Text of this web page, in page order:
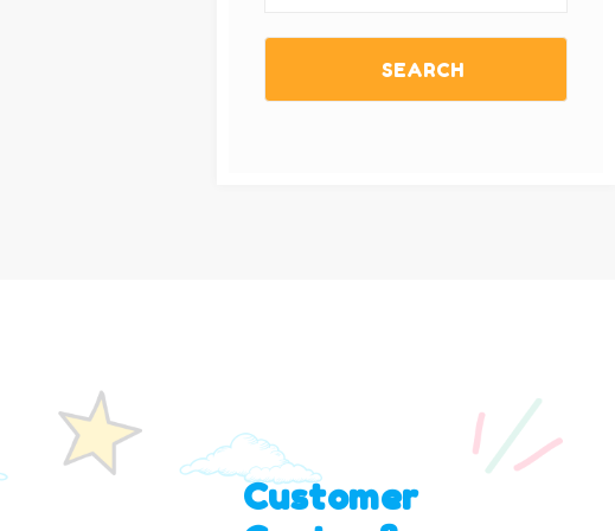
SEARCH
Customer